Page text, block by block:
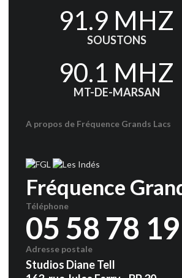
91.9 MHZ
SOUSTONS
90.1 MHZ
MT-DE-MARSAN
A propos de Fréquence Grands Lacs
Fréquence
Téléphone
05 58 78
Adresse postale
Studios Diane Tell